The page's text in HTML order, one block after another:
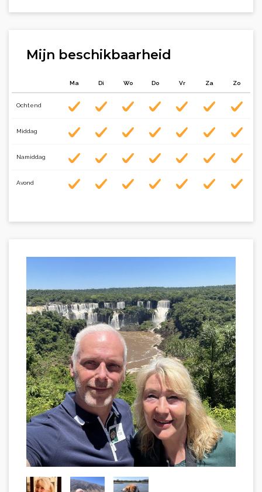
Mijn beschikbaarheid
Ma Di Wo Do Vr Za Zo
Ochtend
Middag
Namiddag
Avond